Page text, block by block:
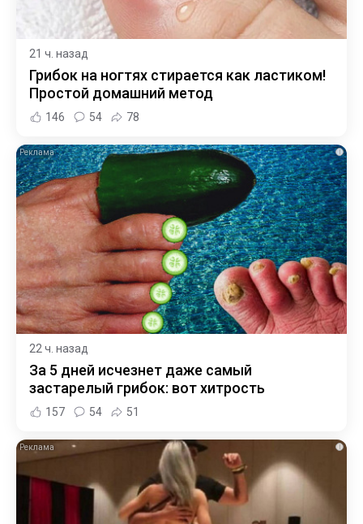
21 ч. назад
Грибок на ногтях стирается как ластиком!
Простой домашний метод
146 54 78
i
22 ч. назад
За 5 дней исчезнет даже самый
застарелый грибок: вот хитрость
157 54 51
i